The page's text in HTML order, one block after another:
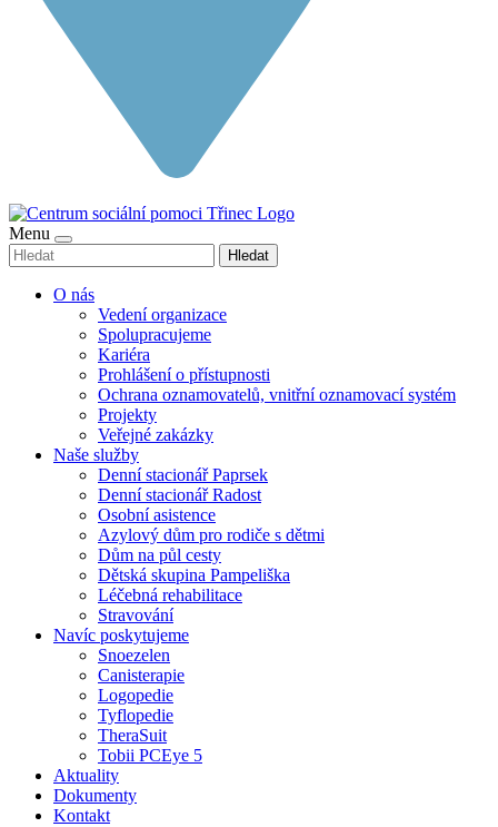
Menu
Hledat
O nás
Vedení organizace
Spolupracujeme
Kariéra
Prohlášení o přístupnosti
Ochrana oznamovatelů, vnitřní oznamovací systém
Projekty
Veřejné zakázky
Naše služby
Denní stacionář Paprsek
Denní stacionář Radost
Osobní asistence
Azylový dům pro rodiče s dětmi
Dům na půl cesty
Dětská skupina Pampeliška
Léčebná rehabilitace
Stravování
Navíc poskytujeme
Snoezelen
Canisterapie
Logopedie
Tyflopedie
TheraSuit
Tobii PCEye 5
Aktuality
Dokumenty
Kontakt